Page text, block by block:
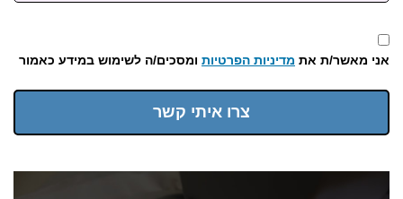
אני מאשר/ת את מדיניות הפרטיות ומסכים/ה לשימוש במידע כאמור
צרו איתי קשר